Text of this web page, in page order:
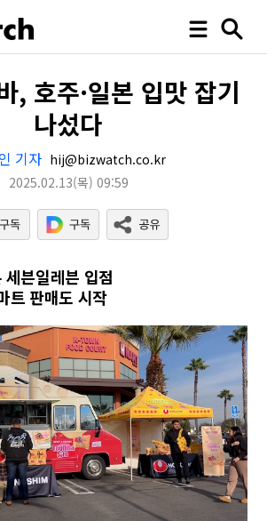
, 호주·일본 입맛 잡기
나섰다
기자 hij@bizwatch.co.kr
2025.02.13(목) 09:59
세븐일레븐 입점
트 판매도 시작